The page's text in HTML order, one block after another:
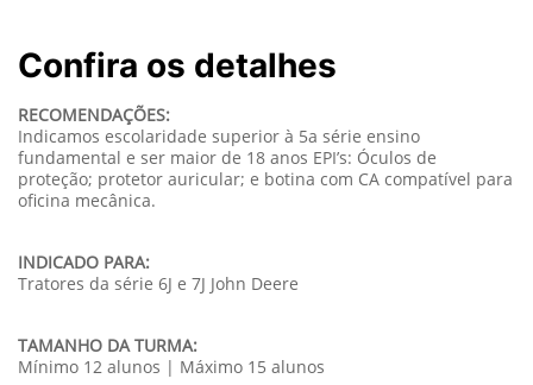
Confira os detalhes
RECOMENDAÇÕES:
Indicamos escolaridade superior à 5a série ensino
fundamental e ser maior de 18 anos EPI’s: Óculos de
proteção; protetor auricular; e botina com CA compatível para
oficina mecânica.
INDICADO PARA:
Tratores da série 6J e 7J John Deere
TAMANHO DA TURMA:
Mínimo 12 alunos | Máximo 15 alunos